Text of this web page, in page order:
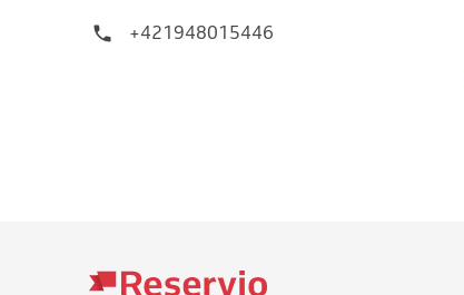
+421948015446